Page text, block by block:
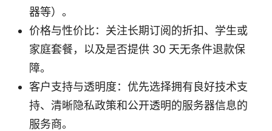
器等）。
价格与性价比：关注长期订阅的折扣、学生或
家庭套餐，以及是否提供 30 天无条件退款保
障。
客户支持与透明度：优先选择拥有良好技术支
持、清晰隐私政策和公开透明的服务器信息的
服务商。